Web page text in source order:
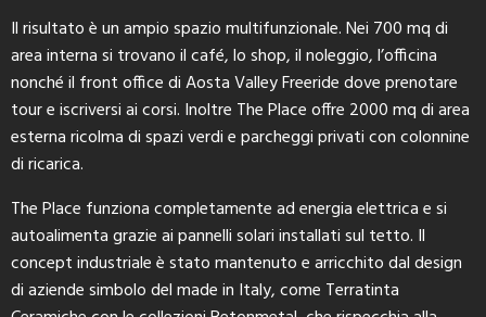
Il risultato è un ampio spazio multifunzionale. Nei 700 mq di
area interna si trovano il café, lo shop, il noleggio, l’officina
nonché il front office di Aosta Valley Freeride dove prenotare
tour e iscriversi ai corsi. Inoltre The Place offre 2000 mq di area
esterna ricolma di spazi verdi e parcheggi privati con colonnine
di ricarica.
The Place funziona completamente ad energia elettrica e si
autoalimenta grazie ai pannelli solari installati sul tetto. Il
concept industriale è stato mantenuto e arricchito dal design
di aziende simbolo del made in Italy, come Terratinta